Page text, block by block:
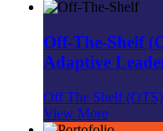
Off-The-Shelf
Adaptive
Off The Shelf
View More